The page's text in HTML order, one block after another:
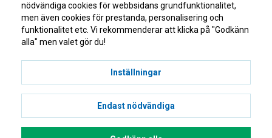
Highlights på Tiktok
© 2001–2026 Highlights/KR Distribution AB.
nödvändiga cookies för webbsidans grundfunktionalitet,
men även cookies för prestanda, personalisering och
funktionalitet etc. Vi rekommenderar att klicka på "Godkänn
alla" men valet gör du!
Inställningar
Endast nödvändiga